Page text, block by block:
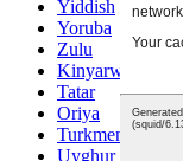
Yiddish
Yoruba
Zulu
Kinyarwanda
Tatar
Oriya
Turkmen
Uyghur